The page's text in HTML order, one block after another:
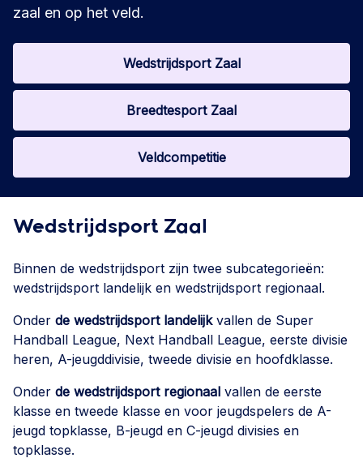
zaal en op het veld.
Wedstrijdsport Zaal
Breedtesport Zaal
Veldcompetitie
Wedstrijdsport Zaal
Binnen de wedstrijdsport zijn twee subcategorieën:
wedstrijdsport landelijk en wedstrijdsport regionaal.
Onder de wedstrijdsport landelijkvallen de Super
Handball League, Next Handball League, eerste divisie
heren, A-jeugddivisie, tweede divisie en hoofdklasse.
Onder de wedstrijdsport regionaal vallen de eerste
klasse en tweede klasse en voor jeugdspelers de A-
jeugd topklasse, B-jeugd en C-jeugd divisies en
topklasse.